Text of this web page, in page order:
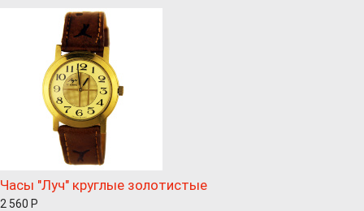
Часы "Луч" круглые золотистые
2 560 Р